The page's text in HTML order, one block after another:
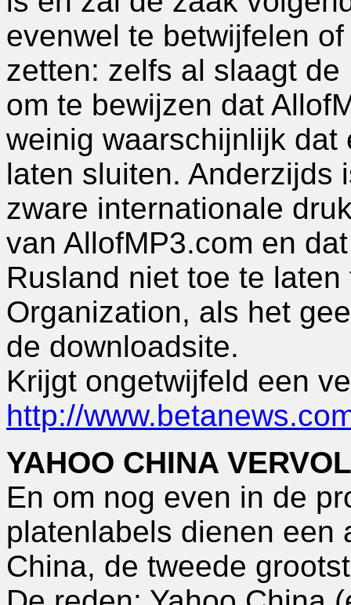
evenwel te betwijfelen
zetten: zelfs al slaagt
om te bewijzen dat
weinig waarschijnlijk
laten sluiten. Anderzijds
zware internationale
van AllofMP3.com en
Rusland niet toe te
Organization, als het
de downloadsite.
Krijgt ongetwijfeld een
http://
YAHOO CHINA
En om nog even in de
platenlabels dienen een
China, de tweede